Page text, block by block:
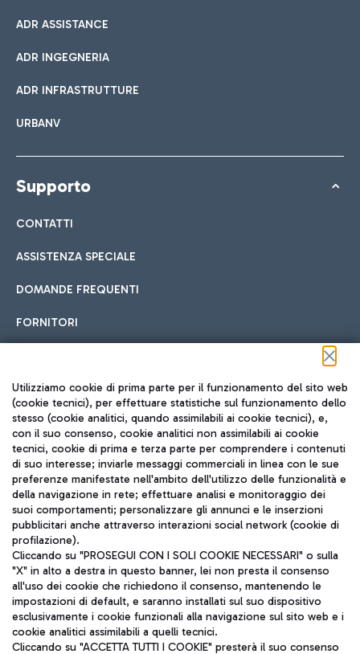
ADR ASSISTANCE
ADR INGEGNERIA
ADR INFRASTRUTTURE
URBANV
Supporto
CONTATTI
ASSISTENZA SPECIALE
DOMANDE FREQUENTI
FORNITORI
Seguici sui social
TRAVEL JOURNAL
ITA
Aeroporti di Roma S.p.A. - Società soggetta a direzione e
coordinamento di Mundys S.p.A.
Utilizziamo cookie di prima parte per il funzionamento del sito web
(cookie tecnici), per effettuare statistiche sul funzionamento dello
stesso (cookie analitici, quando assimilabili ai cookie tecnici), e,
con il suo consenso, cookie analitici non assimilabili ai cookie
tecnici, cookie di prima e terza parte per comprendere i contenuti
di suo interesse; inviarle messaggi commerciali in linea con le sue
preferenze manifestate nell'ambito dell'utilizzo delle funzionalità e
della navigazione in rete; effettuare analisi e monitoraggio dei
suoi comportamenti; personalizzare gli annunci e le inserzioni
pubblicitari anche attraverso interazioni social network (cookie di
profilazione).
Cliccando su "PROSEGUI CON I SOLI COOKIE NECESSARI" o sulla
"X" in alto a destra in questo banner, lei non presta il consenso
all'uso dei cookie che richiedono il consenso, mantenendo le
impostazioni di default, e saranno installati sul suo dispositivo
esclusivamente i cookie funzionali alla navigazione sul sito web e i
cookie analitici assimilabili a quelli tecnici.
Cliccando su "ACCETTA TUTTI I COOKIE" presterà il suo consenso